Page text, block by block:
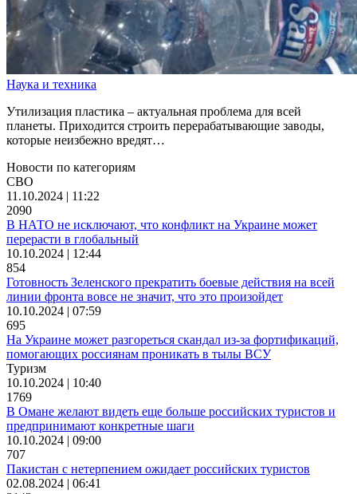
Наука и техника
Утилизация пластика – актуальная проблема для всей
планеты. Приходится строить перерабатывающие заводы,
которые неизбежно вредят…
Новости по категориям
СВО
11.10.2024 | 11:22
2090
В НАТО не исключают, что конфликт на Украине может
перерасти в глобальный
10.10.2024 | 12:44
854
Готовность Зеленского прекратить боевые действия на всей
линии фронта вовсе не значит, что это произойдет
10.10.2024 | 07:59
695
На Украине может разгореться скандал из-за фортификаций,
помогающих россиянам проникать в тылы ВСУ
Туризм
10.10.2024 | 10:40
1769
В Омане желают видеть еще больше российских туристов и
предпринимают конкретные шаги
10.10.2024 | 09:00
707
Пакистан с нетерпением ожидает российских туристов
02.08.2024 | 06:41